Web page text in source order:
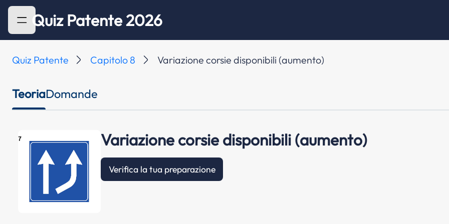
Quiz Patente 2026
Quiz Patente Capitolo 8 Variazione corsie disponibili (aumento)
TeoriaDomande
Variazione corsie disponibili (aumento)
Verifica la tua preparazione